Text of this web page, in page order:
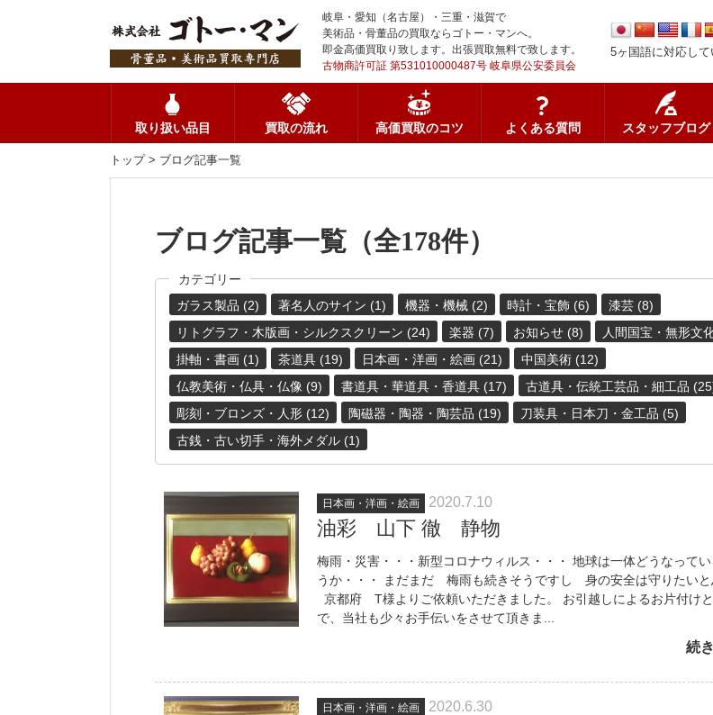
岐阜・愛知（名古屋）・三重・滋賀で
美術品・骨董品の買取ならゴトー・マンへ。
即金高価買取り致します。出張買取無料で致します。
古物商許可証 第531010000487号 岐阜県公安委員会
5ヶ国語に対応して
取り扱い品目 買取の流れ 高価買取のコツ よくある質問 スタッフブログ
トップ> ブログ記事一覧
ブログ記事一覧（全178件）
カテゴリー
ガラス製品 (2)
著名人のサイン (1) 機器・機械 (2) 時計・宝飾 (6)
漆芸 (8)
リトグラフ・木版画・シルクスクリーン (24)
楽器 (7) お知らせ (8)
人間国宝・無形文
掛軸・書画 (1)
茶道具 (19) 日本画・洋画・絵画 (21)
中国美術 (12)
仏教美術・仏具・仏像 (9)
書道具・華道具・香道具 (17)
古道具・伝統工芸品・細工品
彫刻・ブロンズ・人形 (12)
陶磁器・陶器・陶芸品 (19)
刀装具・日本刀・金工品 (5)
古銭・古い切手・海外メダル (1)
日本画・洋画・絵画 2020.7.10
油彩 山下 徹 静物
梅雨・災害・・・新型コロナウィルス・・・ 地球は一体どうなってい
うか・・・ まだまだ 梅雨も続きそうですし 身の安全は守りたいと
京都府 T様よりご依頼いただきました。 お引越しによるお片付け
で、当社も少々お手伝いをさせて頂きま...
続
日本画・洋画・絵画 2020.6.30